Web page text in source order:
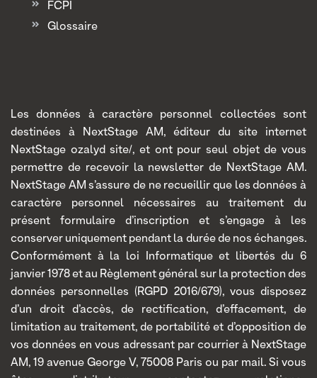
FCPI
Glossaire
Les données à caractère personnel collectées sont
destinées à NextStage AM, éditeur du site internet
NextStage ozalyd site/, et ont pour seul objet de vous
permettre de recevoir la newsletter de NextStage AM.
NextStage AM s’assure de ne recueillir que les données à
caractère personnel nécessaires au traitement du
présent formulaire d’inscription et s’engage à les
conserver uniquement pendant la durée de nos échanges.
Conformément à la loi Informatique et libertés du 6
janvier 1978 et au Règlement général sur la protection des
données personnelles (RGPD 2016/679), vous disposez
d’un droit d’accès, de rectification, d’effacement, de
limitation au traitement, de portabilité et d’opposition de
vos données en vous adressant par courrier à NextStage
AM, 19 avenue George V, 75008 Paris ou par mail. Si vous